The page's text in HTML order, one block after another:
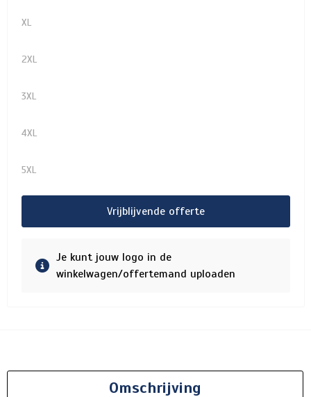
XL
2XL
3XL
4XL
5XL
Vrijblijvende offerte
Je kunt jouw logo in de
winkelwagen/offertemand uploaden
Omschrijving